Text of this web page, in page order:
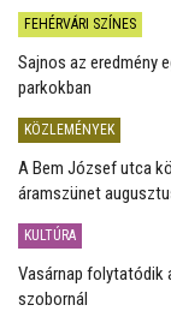
FEHÉRVÁRI SZÍNES
Sajnos az eredmény
parkokban
KÖZLEMÉNYEK
A Bem József utca
áramszünet
KULTÚRA
Vasárnap folytatódik
szobornál